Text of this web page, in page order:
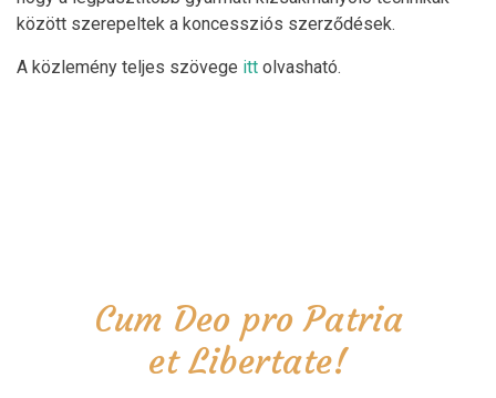
között szerepeltek a koncessziós szerződések.
A közlemény teljes szövege itt olvasható.
Cum Deo pro Patria
et Libertate!